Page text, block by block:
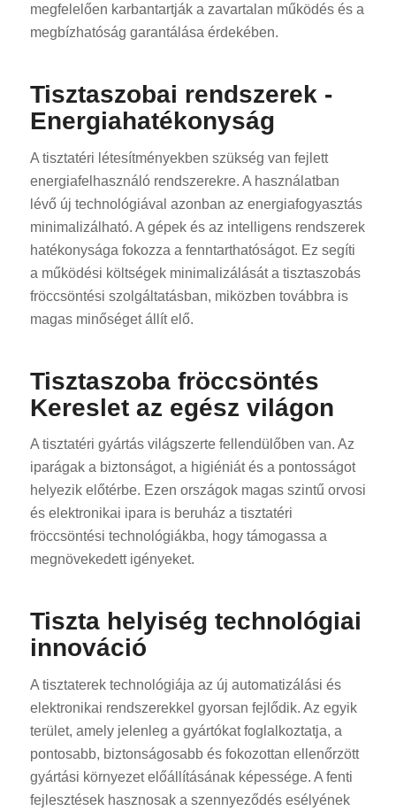
megfelelően karbantartják a zavartalan működés és a
megbízhatóság garantálása érdekében.
Tisztaszobai rendszerek -
Energiahatékonyság
A tisztatéri létesítményekben szükség van fejlett
energiafelhasználó rendszerekre. A használatban
lévő új technológiával azonban az energiafogyasztás
minimalizálható. A gépek és az intelligens rendszerek
hatékonysága fokozza a fenntarthatóságot. Ez segíti
a működési költségek minimalizálását a tisztaszobás
fröccsöntési szolgáltatásban, miközben továbbra is
magas minőséget állít elő.
Tisztaszoba fröccsöntés
Kereslet az egész világon
A tisztatéri gyártás világszerte fellendülőben van. Az
iparágak a biztonságot, a higiéniát és a pontosságot
helyezik előtérbe. Ezen országok magas szintű orvosi
és elektronikai ipara is beruház a tisztatéri
fröccsöntési technológiákba, hogy támogassa a
megnövekedett igényeket.
Tiszta helyiség technológiai
innováció
A tisztaterek technológiája az új automatizálási és
elektronikai rendszerekkel gyorsan fejlődik. Az egyik
terület, amely jelenleg a gyártókat foglalkoztatja, a
pontosabb, biztonságosabb és fokozottan ellenőrzött
gyártási környezet előállításának képessége. A fenti
fejlesztések hasznosak a szennyeződés esélyének